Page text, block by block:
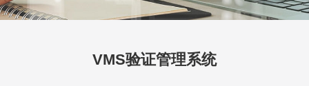
VMS验证管理系统